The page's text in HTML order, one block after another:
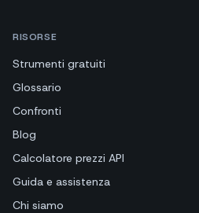
RISORSE
Strumenti gratuiti
Glossario
Confronti
Blog
Calcolatore prezzi API
Guida e assistenza
Chi siamo